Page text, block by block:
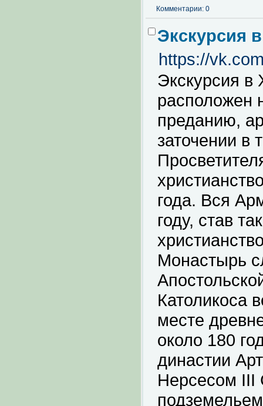
Комментарии: 0
Экскурсия
https://
Экскурсия
расположен
преданию,
заточении в
года. Вся
году, став
Монастырь
Католикоса
месте
около 180
династии
Нерсесом III